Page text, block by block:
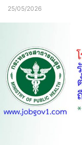
25/05/2026